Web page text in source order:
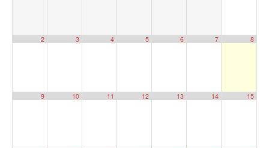
2 3 4 5 6 7 8
9 10 11 12 13 14 15